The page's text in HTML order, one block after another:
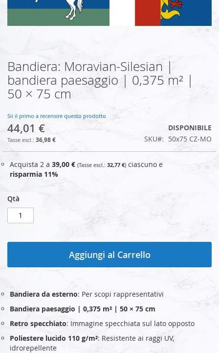
Vai
all'inizio
della
galleria
immagini
Bandiera: Moravian-Silesian |
bandiera paesaggio | 0,375 m² |
50 × 75 cm
Sii il primo a recensire questo prodotto
44,01 €
36,98 €
DISPONIBILE
SKU
50x75 CZ-MO
Acquista 2 a 39,00 € 32,77 € ciascuno e
risparmia 11%
Qtà
Aggiungi al Carrello
Bandiera da esterno: Per scopi rappresentativi
Bandiera paesaggio | 0,375 m² | 50 × 75 cm
Retro specchiato: Immagine specchiata sul lato opposto
Poliestere lucido 110 g/m²: Resistente ai raggi UV,
idrorepellente